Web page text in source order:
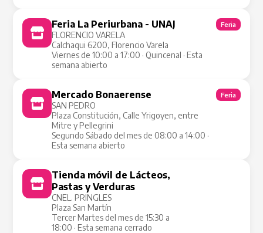
Feria La Periurbana - UNAJ
FLORENCIO VARELA
Calchaqui 6200, Florencio Varela
Viernes de 10:00 a 17:00 · Quincenal · Esta
semana abierto
Feria
Mercado Bonaerense
SAN PEDRO
Plaza Constitución, Calle Yrigoyen, entre
Mitre y Pellegrini
Segundo Sábado del mes de 08:00 a 14:00 ·
Esta semana abierto
Feria
Tienda móvil de Lácteos,
Pastas y Verduras
CNEL. PRINGLES
Plaza San Martín
Tercer Martes del mes de 15:30 a
18:00 · Esta semana cerrado